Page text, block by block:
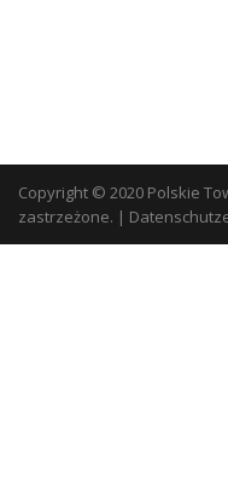
Copyright © 2020 Polskie
zastrzeżone. |